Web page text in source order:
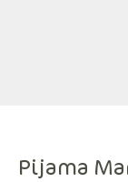
Pijama